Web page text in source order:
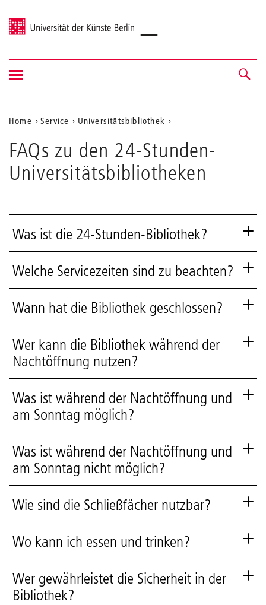
Universität der Künste Berlin
Navigation &
Suche
Navigation
ein-/ausblenden
Aktuelle
Position
auf
der
Home Service Universitätsbibliothek
FAQs zu den 24-Stunden-
Universitätsbibliotheken
Was ist die 24-Stunden-Bibliothek?
Welche Servicezeiten sind zu beachten?
Wann hat die Bibliothek geschlossen?
Wer kann die Bibliothek während der
Nachtöffnung nutzen?
Was ist während der Nachtöffnung und
am Sonntag möglich?
Was ist während der Nachtöffnung und
am Sonntag nicht möglich?
Wie sind die Schließfächer nutzbar?
Wo kann ich essen und trinken?
Wer gewährleistet die Sicherheit in der
Bibliothek?